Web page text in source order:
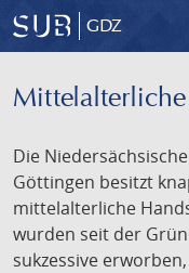
GDZ
Die
Göttingen besitzt
mittelalterliche
wurden seit der
sukzessive